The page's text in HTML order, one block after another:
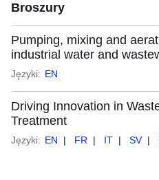
Broszury
Pumping, mixing and
industrial water and
Języki: EN
Driving Innovation in
Treatment
Języki: EN FR IT SV